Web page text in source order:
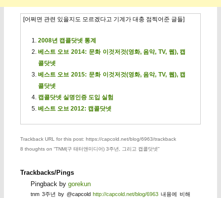
[어쩌면 관련 있을지도 모르겠다고 기계가 대충 점찍어준 글들]
2008년 캡콜닷넷 통계
베스트 오브 2014: 문화 이것저것(영화, 음악, TV, 웹), 캡
콜닷넷
베스트 오브 2015: 문화 이것저것(영화, 음악, TV, 웹), 캡
콜닷넷
캡콜닷넷 실명인증 도입 실험
베스트 오브 2012: 캡콜닷넷
Trackback URL for this post: https://capcold.net/blog/6963/trackback
8 thoughts on “TNM(구 태터앤미디어) 3주년, 그리고 캡콜닷넷”
Trackbacks/Pings
Pingback by gorekun
tnm 3주년 by @capcold http://capcold.net/blog/6963 내용에 비해